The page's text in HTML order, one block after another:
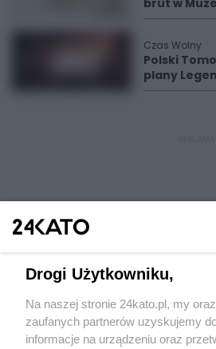
Czas Wolny
Polski
plany
Wydawca mediów lokalnych
Drogi Użytkowniku,
Na naszej stronie 24kato.pl, my
zaufanych partnerów uzyskujemy
informacje na urządzeniu oraz